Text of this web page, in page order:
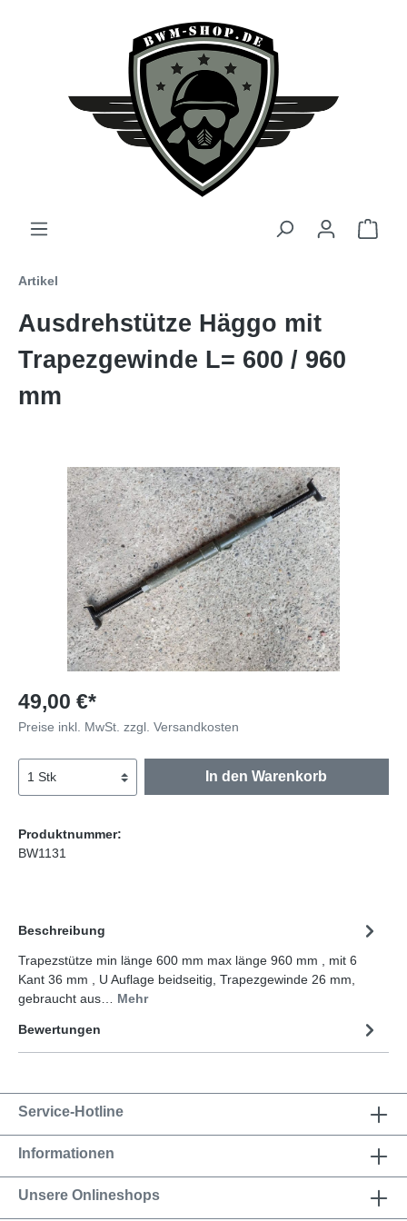
Artikel
Ausdrehstütze Häggo mit
Trapezgewinde L= 600 / 960
mm
49,00 €*
Preise inkl. MwSt. zzgl. Versandkosten
In den Warenkorb
Produktnummer:
BW1131
Beschreibung
Trapezstütze min länge 600 mm max länge 960 mm , mit 6
Kant 36 mm , U Auflage beidseitig, Trapezgewinde 26 mm,
gebraucht aus… Mehr
Bewertungen
Service-Hotline
Informationen
Unsere Onlineshops